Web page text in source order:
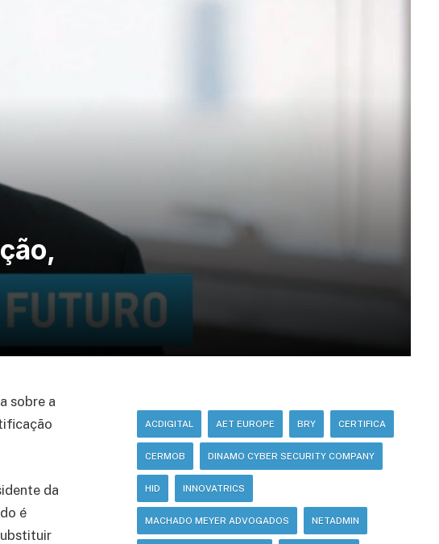
sobre a
da
é
ACDIGITAL AET EUROPE BRY CERTIFICA
CERMOB DINAMO CYBER SECURITY COMPANY
HID INNOVATRICS
MACHADO MEYER ADVOGADOS NETADMIN